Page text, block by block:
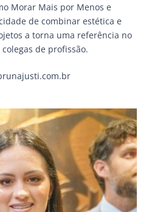
Morar Mais por Menos e
de combinar estética e
a torna uma referência no
de profissão.